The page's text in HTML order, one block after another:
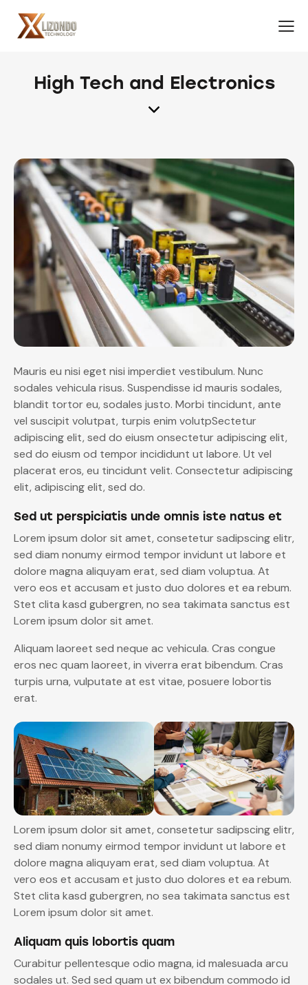
High Tech and Electronics
Mauris eu nisi eget nisi imperdiet vestibulum. Nunc
sodales vehicula risus. Suspendisse id mauris sodales,
blandit tortor eu, sodales justo. Morbi tincidunt, ante
vel suscipit volutpat, turpis enim volutpSectetur
adipiscing elit, sed do eiusm onsectetur adipiscing elit,
sed do eiusm od tempor incididunt ut labore. Ut vel
placerat eros, eu tincidunt velit. Consectetur adipiscing
elit, adipiscing elit, sed do.
Sed ut perspiciatis unde omnis iste natus et
Lorem ipsum dolor sit amet, consetetur sadipscing elitr,
sed diam nonumy eirmod tempor invidunt ut labore et
dolore magna aliquyam erat, sed diam voluptua. At
vero eos et accusam et justo duo dolores et ea rebum.
Stet clita kasd gubergren, no sea takimata sanctus est
Lorem ipsum dolor sit amet.
Aliquam laoreet sed neque ac vehicula. Cras congue
eros nec quam laoreet, in viverra erat bibendum. Cras
turpis urna, vulputate at est vitae, posuere lobortis
erat.
Lorem ipsum dolor sit amet, consetetur sadipscing elitr,
sed diam nonumy eirmod tempor invidunt ut labore et
dolore magna aliquyam erat, sed diam voluptua. At
vero eos et accusam et justo duo dolores et ea rebum.
Stet clita kasd gubergren, no sea takimata sanctus est
Lorem ipsum dolor sit amet.
Aliquam quis lobortis quam
Curabitur pellentesque odio magna, id malesuada arcu
sodales ut. Sed sed quam ut ex bibendum commodo id